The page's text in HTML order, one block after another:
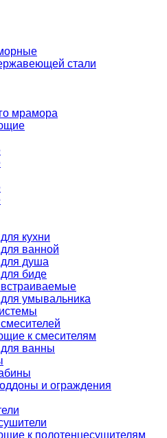
стали
мрамора
кухни
ванной
душа
биде
умывальника
к смесителям
ванны
и ограждения
к полотенцесушителям